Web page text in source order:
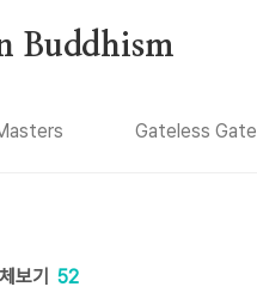
Buddhism
Gateless Gate
보기 52